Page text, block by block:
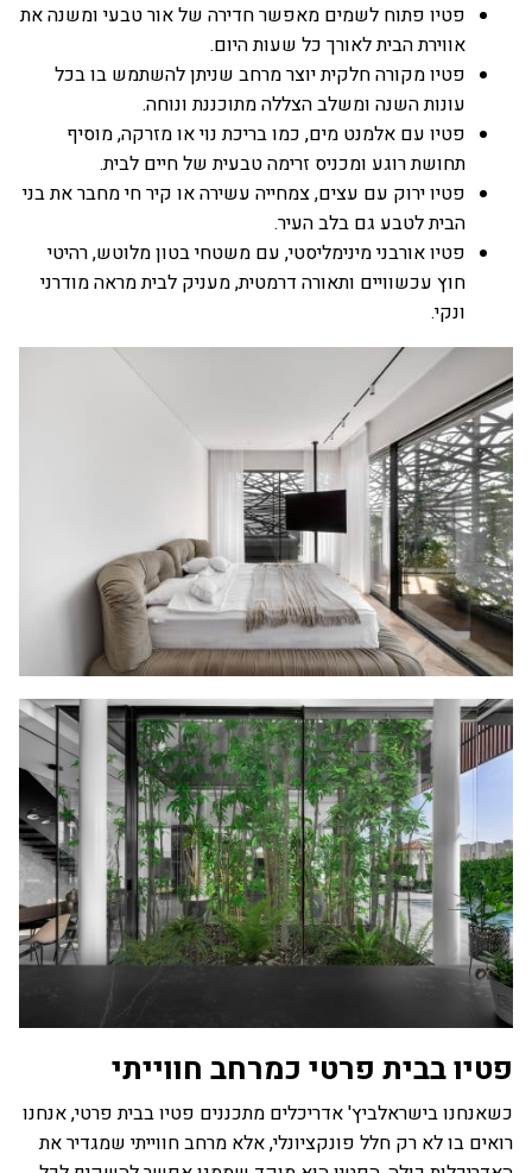
פטיו פתוח לשמים מאפשר חדירה של אור טבעי ומשנה את
אווירת הבית לאורך כל שעות היום.
פטיו מקורה חלקית יוצר מרחב שניתן להשתמש בו בכל
עונות השנה ומשלב הצללה מתוכננת ונוחה.
פטיו עם אלמנט מים, כמו בריכת נוי או מזרקה, מוסיף
תחושת רוגע ומכניס זרימה טבעית של חיים לבית.
פטיו ירוק עם עצים, צמחייה עשירה או קיר חי מחבר את בני
הבית לטבע גם בלב העיר.
פטיו אורבני מינימליסטי, עם משטחי בטון מלוטש, רהיטי
חוץ עכשוויים ותאורה דרמטית, מעניק לבית מראה מודרני
ונקי.
פטיו בבית פרטי כמרחב חווייתי
כשאנחנו בישראלביץ' אדריכלים מתכננים פטיו בבית פרטי, אנחנו
רואים בו לא רק חלל פונקציונלי, אלא מרחב חווייתי שמגדיר את